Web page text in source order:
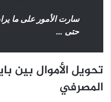
سارت الأمور على ما
حتى …
تحويل الأموال بين
المصرفي